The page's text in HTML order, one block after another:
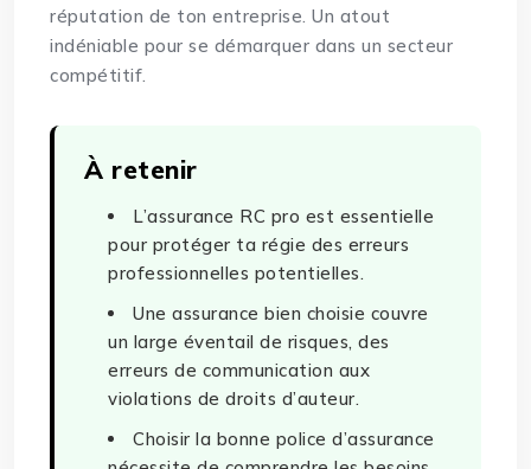
réputation de ton entreprise. Un atout
indéniable pour se démarquer dans un secteur
compétitif.
À retenir
L’assurance RC pro est essentielle
pour protéger ta régie des erreurs
professionnelles potentielles.
Une assurance bien choisie couvre
un large éventail de risques, des
erreurs de communication aux
violations de droits d’auteur.
Choisir la bonne police d’assurance